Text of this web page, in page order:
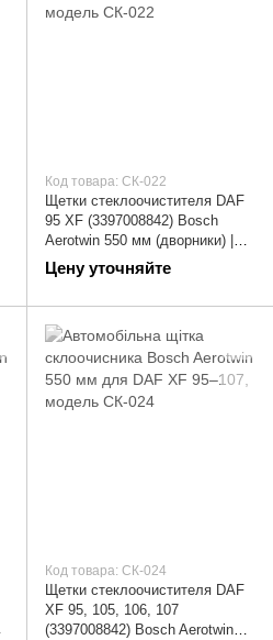
Код товара: СК-022
Щетки стеклоочистителя DAF
95 XF (3397008842) Bosch
Aerotwin 550 мм (дворники) |
СК-022
Цену уточняйте
Код товара: СК-024
Щетки стеклоочистителя DAF
XF 95, 105, 106, 107
(3397008842) Bosch Aerotwin